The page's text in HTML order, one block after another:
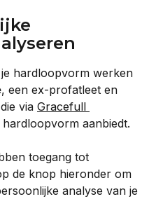
hardloopvorm werken
, een ex-profatleet en
via Gracefull
aanbiedt.
toegang tot
de knop hieronder om
analyse van je